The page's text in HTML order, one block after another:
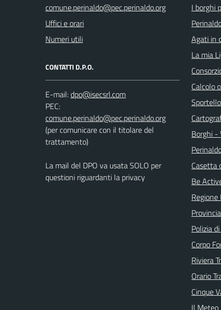
Uffici e orari
Numeri utili
CONTATTI D.P.O.
E-mail:
PEC:
(per comunicare con il titolare del
trattamento)
La mail del DPO va usata SOLO per
questioni riguardanti la privacy
I borghi
Agati in
La mia
Calcolo
Borghi -
Casetta
Be
Regione
Polizia
Corpo
Riviera
Orario
Cinque
Il Meteo